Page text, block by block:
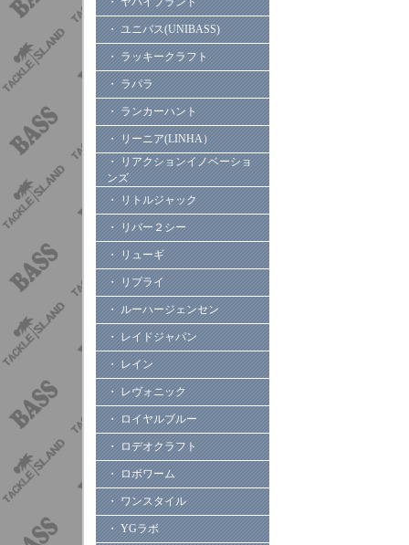
・ ユニバス(UNIBASS)
・ ラッキークラフト
・ ラパラ
・ ランカーハント
・ リーニア(LINHA）
・ リアクションイノベーショ
ンズ
・ リトルジャック
・ リバー２シー
・ リューギ
・ リプライ
・ ルーハージェンセン
・ レイドジャパン
・ レイン
・ レヴォニック
・ ロイヤルブルー
・ ロデオクラフト
・ ロボワーム
・ ワンスタイル
・ YGラボ